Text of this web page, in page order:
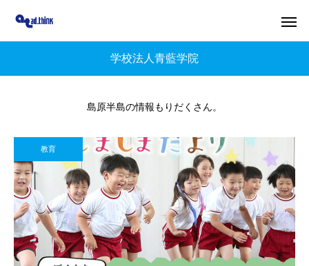
学校法人青藍学院
島原半島の情報もりだくさん。
教育